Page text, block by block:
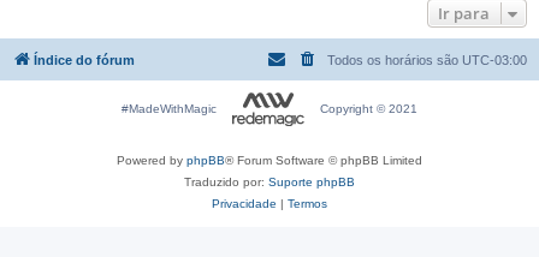
Ir para
Índice do fórum Todos os horários são UTC-03:00
#MadeWithMagic Copyright © 2021
Powered by phpBB® Forum Software © phpBB Limited
Traduzido por: Suporte phpBB
Privacidade | Termos